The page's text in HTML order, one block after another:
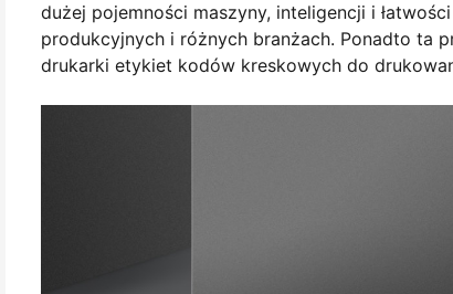
dużej pojemności maszyny, inteligencji i
produkcyjnych i różnych branżach. Ponadto ta
drukarki etykiet kodów kreskowych do